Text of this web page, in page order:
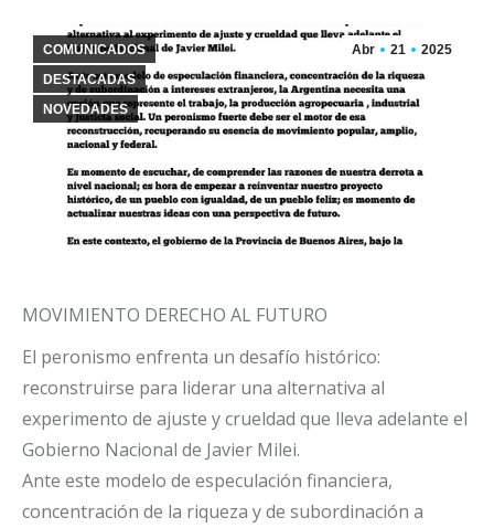
Abr 21 2025
COMUNICADOS
DESTACADAS
NOVEDADES
MOVIMIENTO DERECHO AL FUTURO
El peronismo enfrenta un desafío histórico:
reconstruirse para liderar una alternativa al
experimento de ajuste y crueldad que lleva adelante el
Gobierno Nacional de Javier Milei.
Ante este modelo de especulación financiera,
concentración de la riqueza y de subordinación a